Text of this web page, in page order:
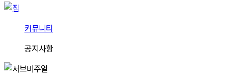
커뮤니티
공지사항